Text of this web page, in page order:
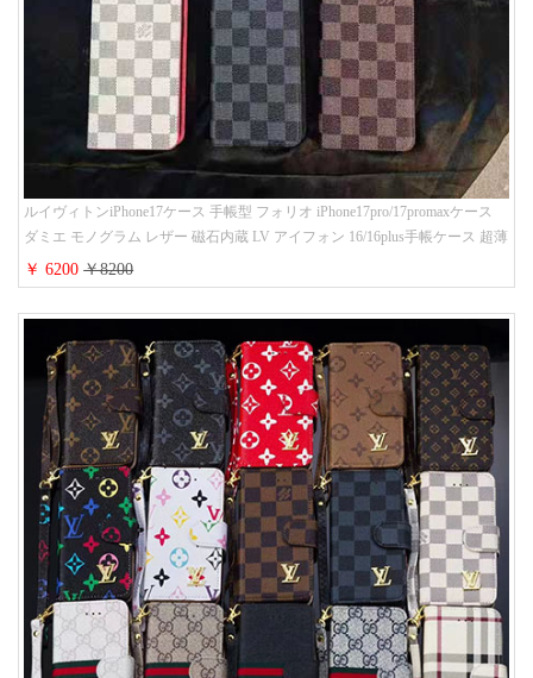
ルイヴィトンiPhone17ケース 手帳型 フォリオ iPhone17pro/17promaxケース
ダミエ モノグラム レザー 磁石内蔵 LV アイフォン 16/16plus手帳ケース 超薄
ビジネス風 メンズ レディース おしゃれ ブランドiphone15/14/13手帳型スマ
ホケース お 揃い
￥ 6200￥8200